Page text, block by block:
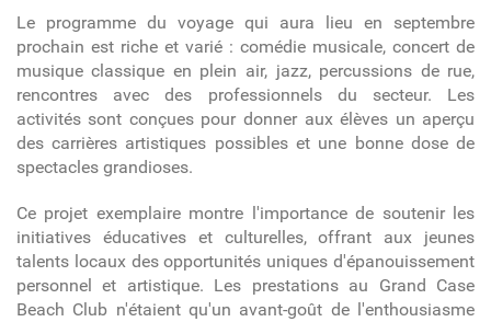
Le programme du voyage qui aura lieu en septembre
prochain est riche et varié : comédie musicale, concert de
musique classique en plein air, jazz, percussions de rue,
rencontres avec des professionnels du secteur. Les
activités sont conçues pour donner aux élèves un aperçu
des carrières artistiques possibles et une bonne dose de
spectacles grandioses.
Ce projet exemplaire montre l'importance de soutenir les
initiatives éducatives et culturelles, offrant aux jeunes
talents locaux des opportunités uniques d'épanouissement
personnel et artistique. Les prestations au Grand Case
Beach Club n'étaient qu'un avant-goût de l'enthousiasme